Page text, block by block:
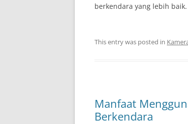
berkendara yang lebih baik.
This entry was posted in
Manfaat
Berkendara